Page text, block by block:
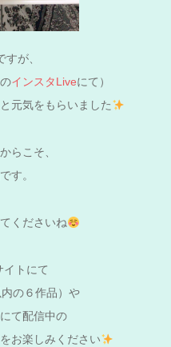
が、
インスタLiveにて）
元気をもらいました
らこそ、
す。
くださいね
トにて
内の６作品）や
て配信中の
をお楽しみください